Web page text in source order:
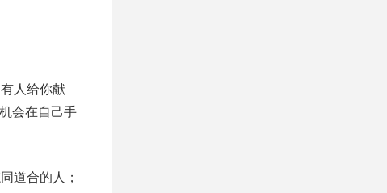
人给你献
会在自己手
道合的人；